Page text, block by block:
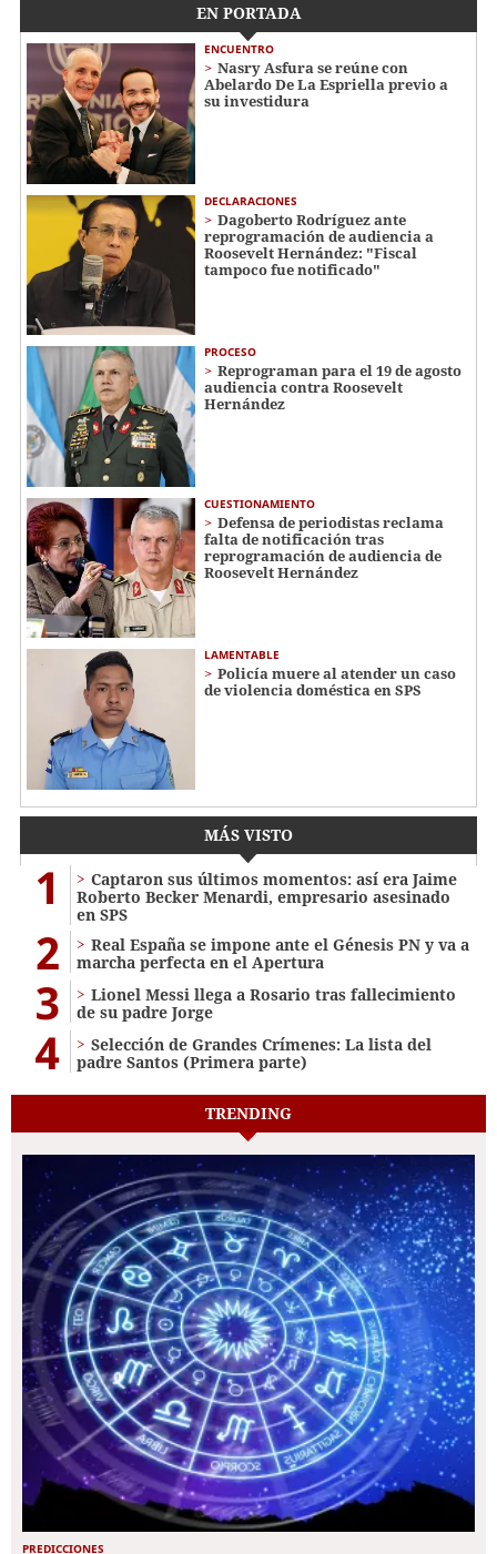
EN PORTADA
ENCUENTRO
Nasry Asfura se reúne con
Abelardo De La Espriella previo a
su investidura
DECLARACIONES
Dagoberto Rodríguez ante
reprogramación de audiencia a
Roosevelt Hernández: "Fiscal
tampoco fue notificado"
PROCESO
Reprograman para el 19 de agosto
audiencia contra Roosevelt
Hernández
CUESTIONAMIENTO
Defensa de periodistas reclama
falta de notificación tras
reprogramación de audiencia de
Roosevelt Hernández
LAMENTABLE
Policía muere al atender un caso
de violencia doméstica en SPS
MÁS VISTO
1
Captaron sus últimos momentos: así era Jaime
Roberto Becker Menardi​​​, empresario asesinado
en SPS
2
Real España se impone ante el Génesis PN y va a
marcha perfecta en el Apertura
3
Lionel Messi llega a Rosario tras fallecimiento
de su padre Jorge
4
Selección de Grandes Crímenes: La lista del
padre Santos (Primera parte)
TRENDING
PREDICCIONES